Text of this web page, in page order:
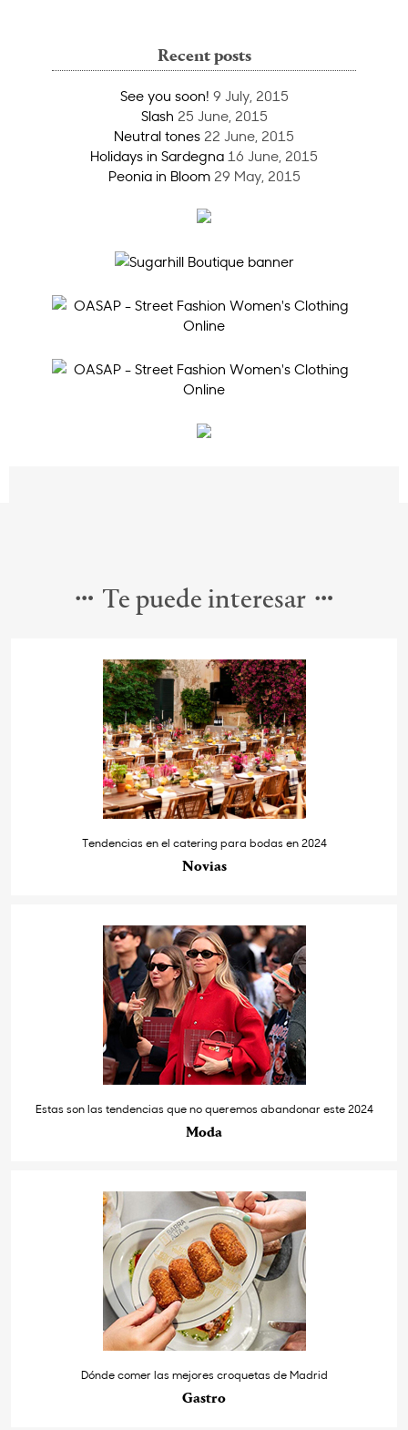
Recent posts
See you soon! 9 July, 2015
Slash 25 June, 2015
Neutral tones 22 June, 2015
Holidays in Sardegna 16 June, 2015
Peonia in Bloom 29 May, 2015
Te puede interesar
Tendencias en el catering para bodas en 2024
Novias
Estas son las tendencias que no queremos abandonar este 2024
Moda
Dónde comer las mejores croquetas de Madrid
Gastro